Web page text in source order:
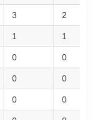
3 2
1 1
0 0
0 0
0 0